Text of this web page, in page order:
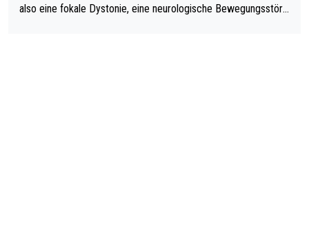
also eine fokale Dystonie, eine neurologische Bewegungsstöru